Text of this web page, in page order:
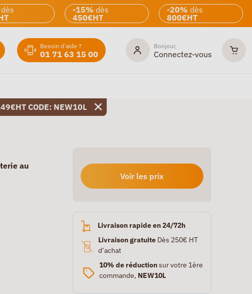
dès
-15% dès
450€HT
-20% dès
800€HT
Besoin d'aide ?
01 71 63 15 00
Bonjour,
Connectez-vous
CODE: NEW10L
au
Voir les prix
Livraison rapide en 24/72h
Livraison gratuiteDès 250€ HT
d’achat
10% de réductionsur votre 1ère
commande, NEW10L